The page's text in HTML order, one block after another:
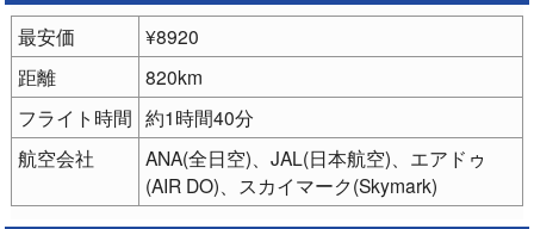
最安価
¥8920
距離
820km
フライト時間 約1時間40分
航空会社
ANA(全日空)、JAL(日本航空)、エアドゥ
(AIR DO)、スカイマーク(Skymark)